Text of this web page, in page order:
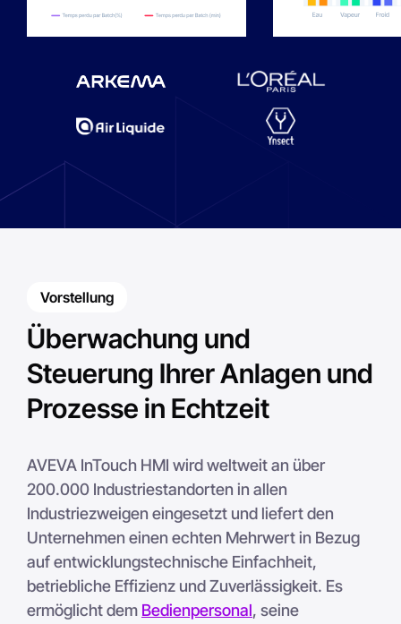
Vorstellung
Überwachung und
Steuerung Ihrer Anlagen und
Prozesse in Echtzeit
AVEVA InTouch HMI wird weltweit an über
200.000 Industriestandorten in allen
Industriezweigen eingesetzt und liefert den
Unternehmen einen echten Mehrwert in Bezug
auf entwicklungstechnische Einfachheit,
betriebliche Effizienz und Zuverlässigkeit. Es
ermöglicht dem Bedienpersonal, seine